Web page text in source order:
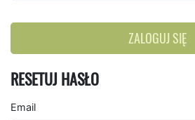
ZALOGUJ SIĘ
RESETUJ HASŁO
Email